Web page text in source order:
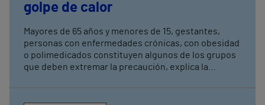
golpe de calor
Mayores de 65 años y menores de 15, gestantes,
personas con enfermedades crónicas, con obesidad
o polimedicados constituyen algunos de los grupos
que deben extremar la precaución, explica la